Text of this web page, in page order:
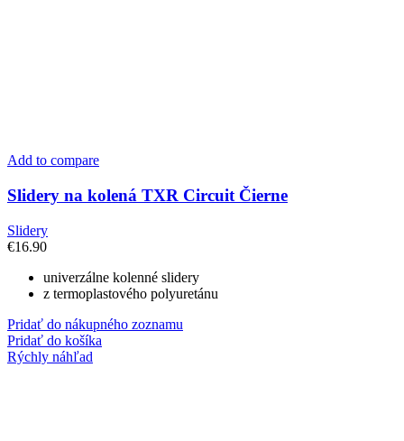
Add to compare
Slidery na kolená TXR Circuit Čierne
Slidery
€16.90
univerzálne kolenné slidery
z termoplastového polyuretánu
Pridať do nákupného zoznamu
Pridať do košíka
Rýchly náhľad